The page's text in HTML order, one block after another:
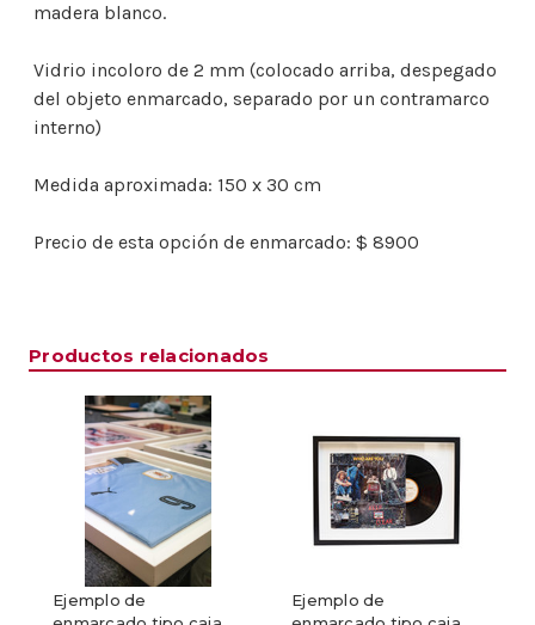
madera blanco.
Vidrio incoloro de 2 mm (colocado arriba, despegado
del objeto enmarcado, separado por un contramarco
interno)
Medida aproximada: 150 x 30 cm
Precio de esta opción de enmarcado: $ 8900
Productos relacionados
Ejemplo de
Ejemplo de